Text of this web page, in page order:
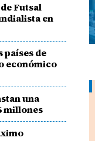
Futsal
en
países de
económico
una
millones